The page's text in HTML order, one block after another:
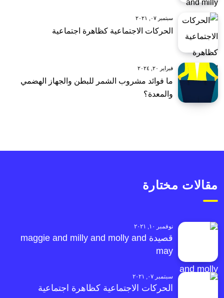
سبتمبر ٠٧, ٢٠٢١
الحركات الاجتماعية كظاهرة اجتماعية
فبراير ٢٠, ٢٠٢٤
ما فوائد مشروب الشمر للبطن والجهاز الهضمي
والمعدة؟
مقالات مختارة
نوفمبر ١٠, ٢٠٢١
قصيدة maggie and milly and molly and
may
سبتمبر ٠٧, ٢٠٢١
الحركات الاجتماعية كظاهرة اجتماعية